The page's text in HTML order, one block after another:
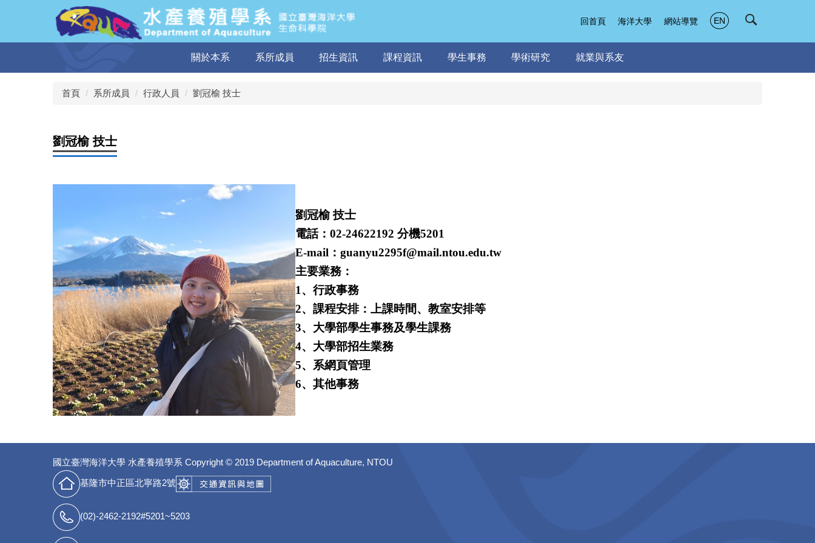
容
關於本系 系所成員 招生資訊 課程資訊 學生事務 學術研究 就業與系友
回首頁 海洋大學 網站導覽 EN
首頁 系所成員 行政人員 劉冠榆 技士
劉冠榆 技士
劉冠榆 技士
電話：02-24622192 分機5201
E-mail：guanyu2295f@mail.ntou.edu.tw
主要業務：
1、行政事務
2、課程安排：上課時間、教室安排等
3、大學部學生事務及學生課務
4、大學部招生業務
5、系網頁管理
6、其他事務
國立臺灣海洋大學 水產養殖學系 Copyright © 2019 Department of Aquaculture, NTOU
基隆市中正區北寧路2號
(02)-2462-2192#5201~5203